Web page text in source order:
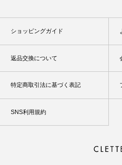
ショッピングガイド
返品交換について
特定商取引法に基づく表記
SNS利用規約